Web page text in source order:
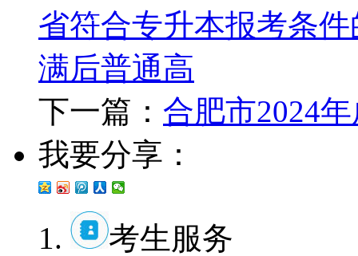
省符合专升本报考条
满后普通高
下一篇： 合肥市2024
我要分享：
考生服务